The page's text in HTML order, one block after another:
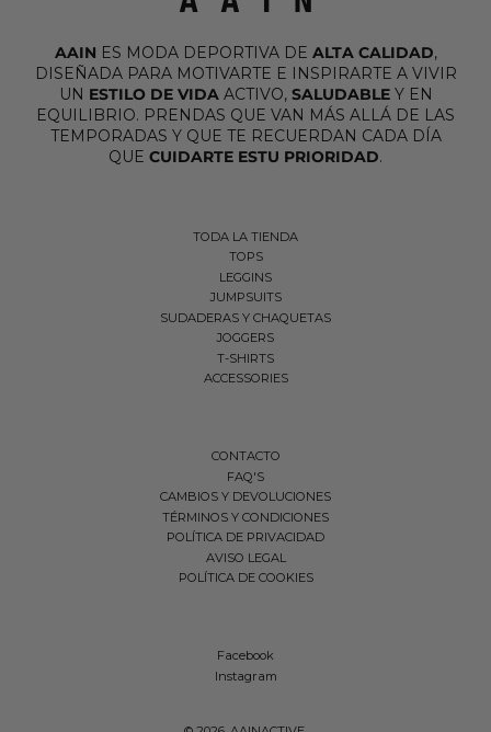
AAIN ES MODA DEPORTIVA DE ALTA CALIDAD,
DISEÑADA PARA MOTIVARTE E INSPIRARTE A VIVIR
UN ESTILO DE VIDA ACTIVO, SALUDABLEY EN
EQUILIBRIO. PRENDAS QUE VAN MÁS ALLÁ DE LAS
TEMPORADAS Y QUE TE RECUERDAN CADA DÍA
QUE CUIDARTE ESTU PRIORIDAD.
TODA LA TIENDA
TOPS
LEGGINS
JUMPSUITS
SUDADERAS Y CHAQUETAS
JOGGERS
T-SHIRTS
ACCESSORIES
CONTACTO
FAQ'S
CAMBIOS Y DEVOLUCIONES
TÉRMINOS Y CONDICIONES
POLÍTICA DE PRIVACIDAD
AVISO LEGAL
POLÍTICA DE COOKIES
Facebook
Instagram